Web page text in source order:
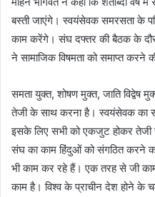
बस्ती जाएंगे। स्वयंसेवक समरसता के
काम करेंगे। संघ दफ्तर की बैठक के
ने सामाजिक विषमता को समाप्त करने
समता युक्त, शोषण मुक्त, जाति विद्वेष
तेजी के साथ करना है। स्वयंसेवक का
इसके लिए सभी को एकजुट होकर
संघ का काम हिंदुओं को संगठित करने
भी काम कर रहे हैं। एक तरह से जी
काम है। विश्व के प्राचीन देश होने के